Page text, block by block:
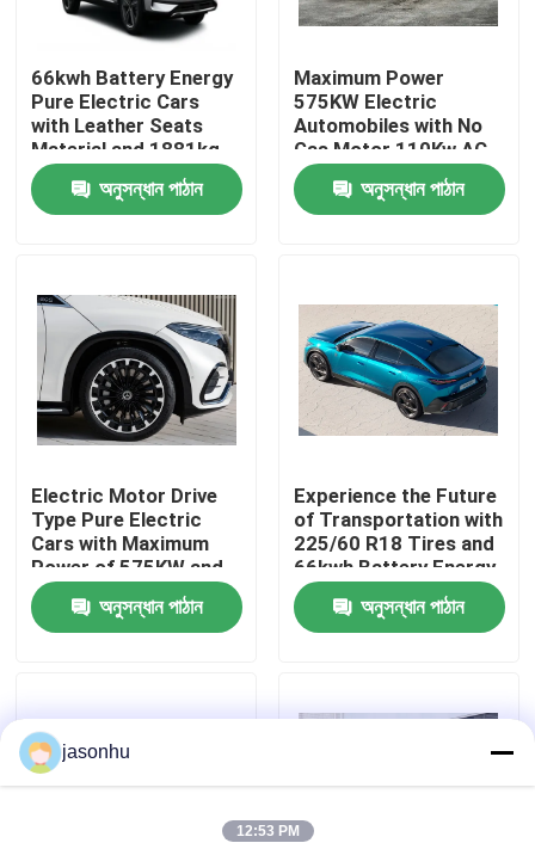
বাড়ি
আমাদের সম্পর্কে
কারখানা ভ্রমণ
মান নিয়ন্ত্রণ
আমাদের সাথে যোগাযোগ করুন
উদ্ধৃতির জন্য আবেদন
বিশুদ্ধ ইলেকট্রিক গাড়ি
66kwh Battery Energy
Pure Electric Cars
with Leather Seats
Material and 1881kg
Kerb Weight
অনুসন্ধান পাঠান
Maximum Power
575KW Electric
Automobiles with No
Gas Motor 110Kw AC
Synchrounous Electric
Motor অনুসন্ধান পাঠান
Electric Motor Drive
Type Pure Electric
Cars with Maximum
Power of 575KW and
Kerb Weight of
1881kgঅনুসন্ধান পাঠান
Experience the Future
of Transportation with
225/60 R18 Tires and
66kwh Battery Energy
Zero Emission Cars
অনুসন্ধান পাঠান
jasonhu
12:53 PM